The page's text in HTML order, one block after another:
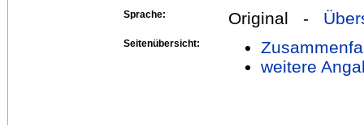
Sprache:
Original -
Seitenübersicht:
weitere